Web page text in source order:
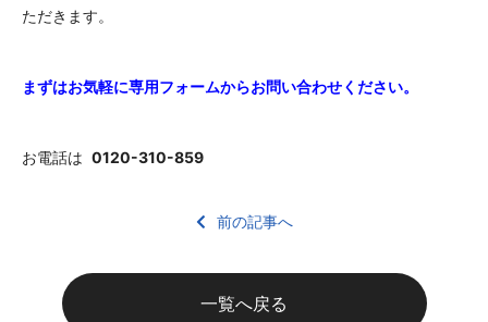
ただきます。
まずはお気軽に専用フォームからお問い合わせください。
お電話は 0120-310-859
前の記事へ
一覧へ戻る